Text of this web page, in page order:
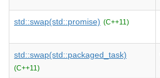
std::swap(std::promise) (C++11)
std::swap(std::packaged_task)
(C++11)